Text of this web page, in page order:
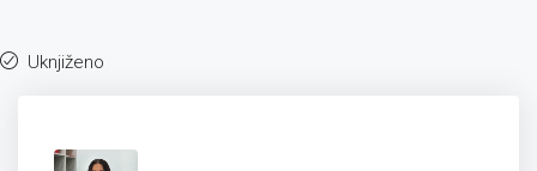
Uknjiženo